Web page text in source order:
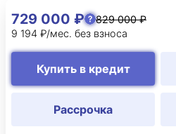
729 000 ₽
829 000 ₽
9 194 ₽/мес. без взноса
Купить в кредит
Рассрочка